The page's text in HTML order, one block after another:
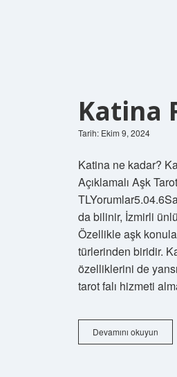
Katina
Tarih: Ekim 9, 2024
Katina ne kadar?
Açıklamalı Aşk
da bilinir, İzmirli
Özellikle aşk
türlerinden biridir.
özelliklerini de
tarot falı hizmeti
Devamını okuyun
Falı